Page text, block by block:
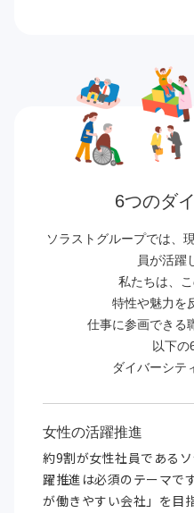
6つのダ
ソラストグループでは、
員が活躍
私たちは、
特性や魅力を
仕事に参画できる
以下の
ダイバーシテ
女性の活躍推進
約9割が女性社員である
躍推進は必須のテーマで
が働きやすい会社」を目